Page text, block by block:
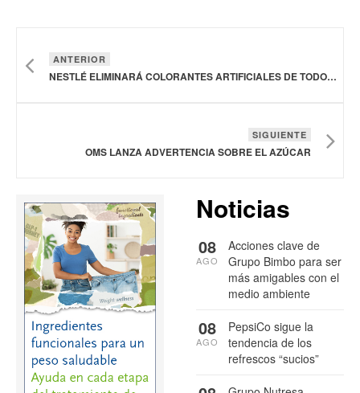
ANTERIOR
NESTLÉ ELIMINARÁ COLORANTES ARTIFICIALES DE TODOS SUS PRODUCTOS PARA FINALES DE 2026
SIGUIENTE
OMS LANZA ADVERTENCIA SOBRE EL AZÚCAR
Noticias
Acciones clave de
Grupo Bimbo para ser
más amigables con el
medio ambiente
08
AGO
PepsiCo sigue la
tendencia de los
refrescos “sucios”
08
AGO